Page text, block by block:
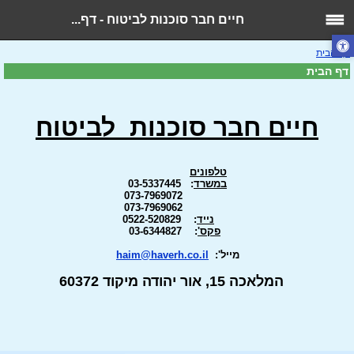
חיים חבר סוכנות לביטוח - דף...
דף הבית
דף הבית
חיים חבר סוכנות לביטוח
טלפונים
במשרד:
נייד: 0522-520829
פקס': 03-6344827
מייל':
haim@haverh.co.il
המלאכה 15, אור יהודה מיקוד 60372